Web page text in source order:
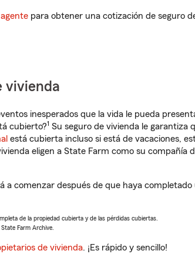
para obtener una cotización de seguro
vivienda
inesperados que la vida le pueda
cubierto?1 Su seguro de vivienda le garantiza
está cubierta incluso si está de vacaciones,
eligen a State Farm como su compañía
a comenzar después de que haya
de la propiedad cubierta y de las pérdidas cubiertas.
Farm Archive.
de vivienda. ¡Es rápido y sencillo!